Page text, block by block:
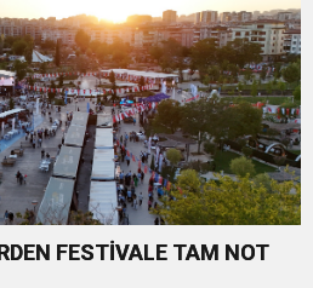
FESTİVALE TAM NOT